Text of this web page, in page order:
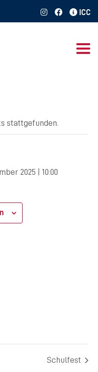
stattgefunden.
2025 | 10:00
Schulfest